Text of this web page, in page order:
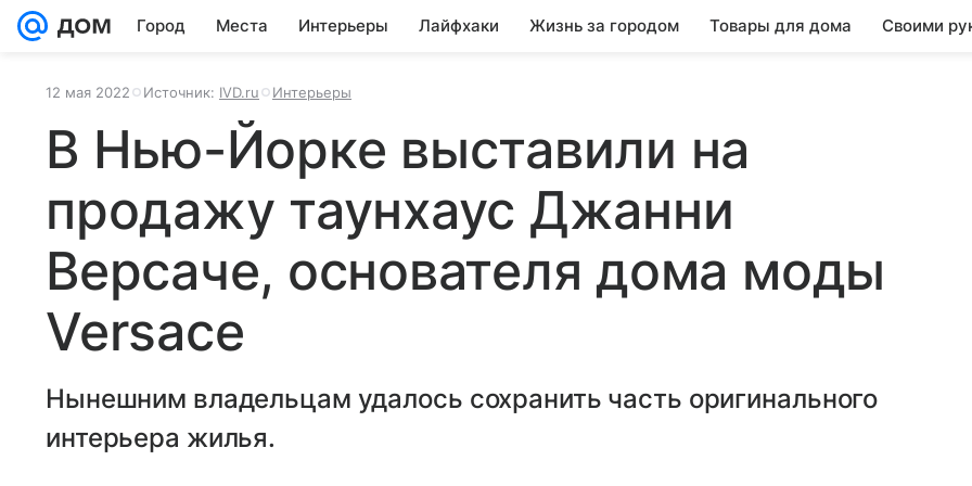
Город Места Интерьеры Лайфхаки Жизнь за городом Товары для дома Своими
12 мая 2022 Источник: IVD.ru Интерьеры
В Нью-Йорке выставили на
продажу таунхаус Джанни
Версаче, основателя дома моды
Versace
Нынешним владельцам удалось сохранить часть оригинального
интерьера жилья.